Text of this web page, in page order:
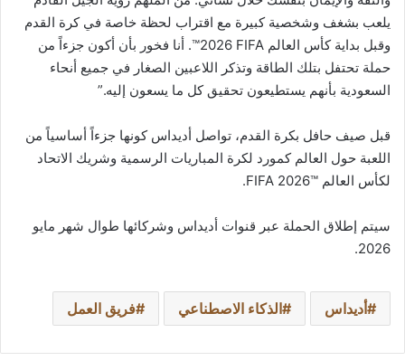
يلعب بشغف وشخصية كبيرة مع اقتراب لحظة خاصة في كرة القدم
وقبل بداية كأس العالم ‎‎™2026 FIFA‏‏. أنا فخور بأن أكون جزءاً من
حملة تحتفل بتلك الطاقة وتذكر اللاعبين الصغار في جميع أنحاء
السعودية بأنهم يستطيعون تحقيق كل ما يسعون إليه.”
قبل صيف حافل بكرة القدم، تواصل أديداس كونها جزءاً أساسياً من
اللعبة حول العالم كمورد لكرة المباريات الرسمية وشريك الاتحاد
لكأس العالم ™2026 FIFA‎‏.
سيتم إطلاق الحملة عبر قنوات أديداس وشركائها طوال شهر مايو
2026.
أديداس الذكاء الاصطناعي فريق العمل